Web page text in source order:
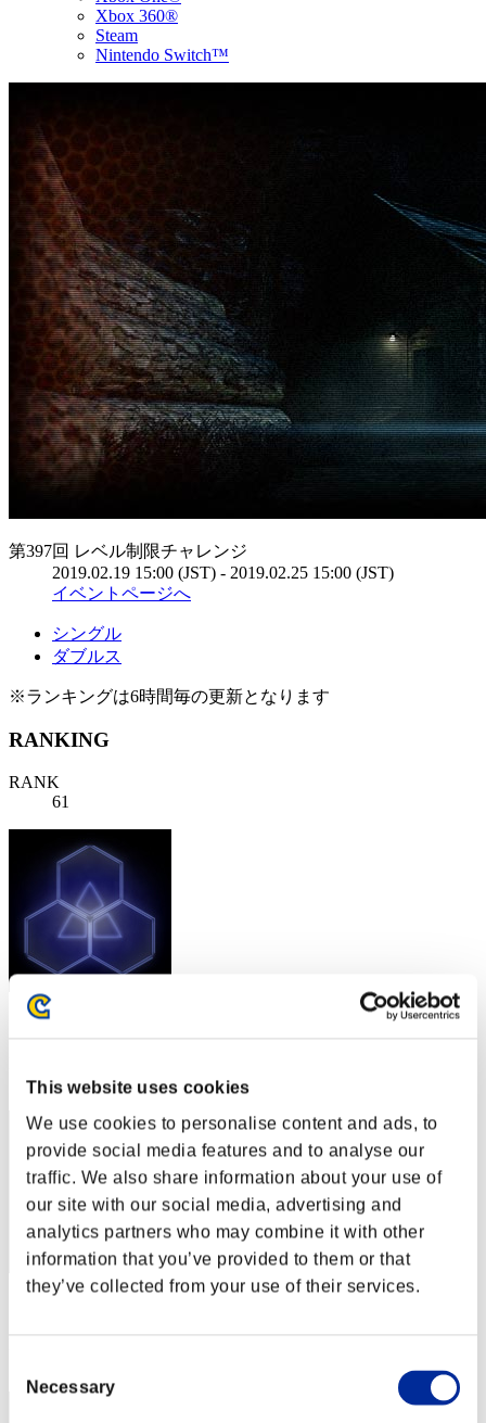
This website uses cookies
We use cookies to personalise content and ads, to
provide social media features and to analyse our
traffic. We also share information about your use of
our site with our social media, advertising and
analytics partners who may combine it with other
information that you’ve provided to them or that
they’ve collected from your use of their services.
Selection
Necessary
Xbox 360®
Steam
Nintendo Switch™
第397回 レベル制限チャレンジ
2019.02.19 15:00 (JST) - 2019.02.25 15:00 (JST)
イベントページへ
シングル
ダブルス
※ランキングは6時間毎の更新となります
RANKING
RANK
61
スコア: -
62